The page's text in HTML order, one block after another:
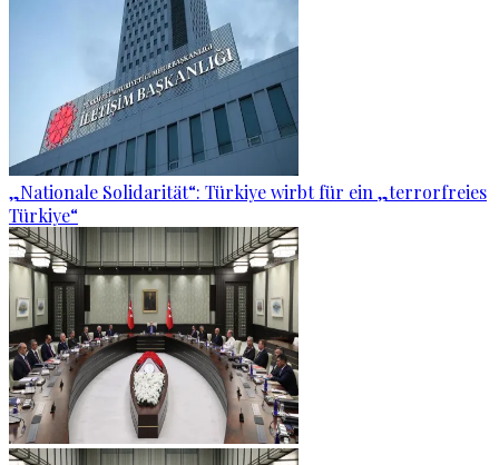
„Nationale Solidarität“: Türkiye wirbt für ein „terrorfreies
Türkiye“